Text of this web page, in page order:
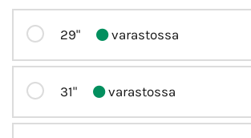
29" varastossa
31" varastossa